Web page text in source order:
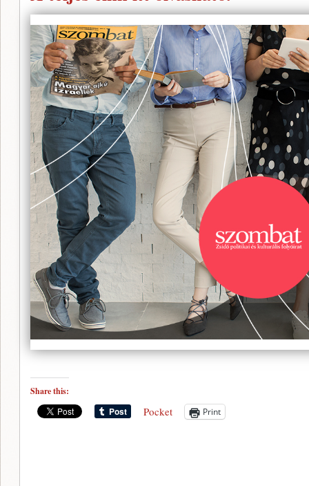
Share this:
Pocket Print